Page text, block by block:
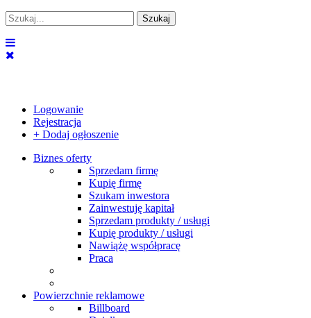
Szukaj
Logowanie
Rejestracja
+ Dodaj ogłoszenie
Biznes oferty
Sprzedam firmę
Kupię firmę
Szukam inwestora
Zainwestuję kapitał
Sprzedam produkty / usługi
Kupię produkty / usługi
Nawiążę współpracę
Praca
Powierzchnie reklamowe
Billboard